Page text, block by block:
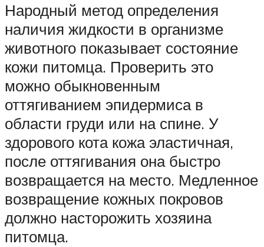
Народный метод определения
наличия жидкости в организме
животного показывает состояние
кожи питомца. Проверить это
можно обыкновенным
оттягиванием эпидермиса в
области груди или на спине. У
здорового кота кожа эластичная,
после оттягивания она быстро
возвращается на место. Медленное
возвращение кожных покровов
должно насторожить хозяина
питомца.